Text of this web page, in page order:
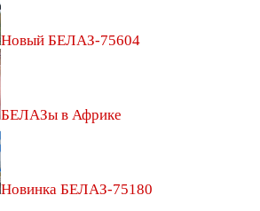
Новый БЕЛАЗ-75604
БЕЛАЗы в Африке
Новинка БЕЛАЗ-75180